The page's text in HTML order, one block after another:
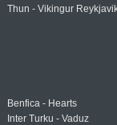
Thun - Vikingur
Benfica - Hearts
Inter Turku - Vaduz